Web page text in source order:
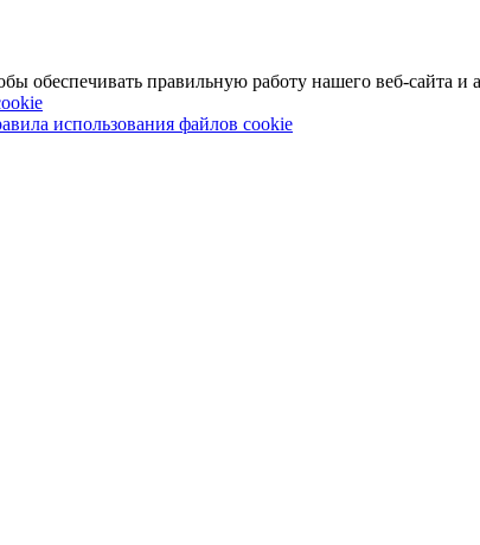
обеспечивать правильную работу нашего веб-сайта и
использования файлов cookie